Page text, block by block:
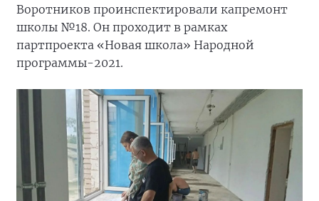
Воротников проинспектировали капремонт
школы №18. Он проходит в рамках
партпроекта «Новая школа» Народной
программы-2021.